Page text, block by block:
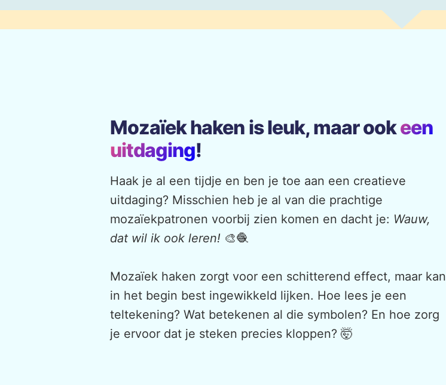
Mozaïek haken is leuk, maar ookeen
uitdaging!
Haak je al een tijdje en ben je toe aan een creatieve
uitdaging? Misschien heb je al van die prachtige
mozaïekpatronen voorbij zien komen en dacht je: Wauw,
dat wil ik ook leren! 🎨🧶
Mozaïek haken zorgt voor een schitterend effect, maar kan
in het begin best ingewikkeld lijken. Hoe lees je een
teltekening? Wat betekenen al die symbolen? En hoe zorg
je ervoor dat je steken precies kloppen? 🤯